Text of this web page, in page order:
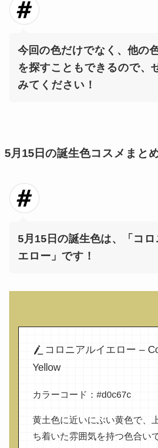
今回の色だけでなく、他の
を探すこともできるので、
みてください！
5月15日の誕生色コスメまと
5月15日の誕生色は、
「コ
エロー」です！
コロニアルイエロー –
Yellow
カラーコード：#d0c67c
黄土色に近いにぶい黄色で、
ち着いた雰囲気を持つ色合いで